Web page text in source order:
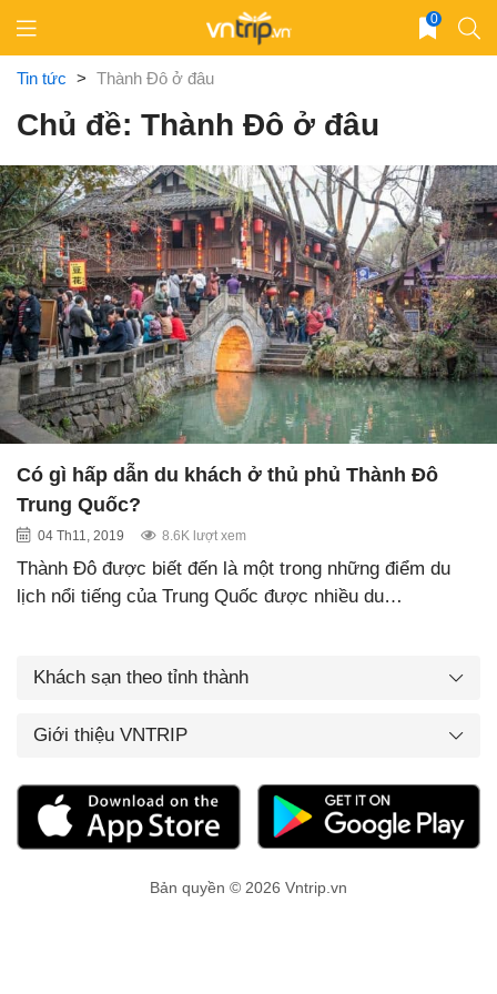
content
0
Tin tức > Thành Đô ở đâu
Chủ đề: Thành Đô ở đâu
Có gì hấp dẫn du khách ở thủ phủ Thành Đô
Trung Quốc?
04 Th11, 2019 8.6K lượt xem
Thành Đô được biết đến là một trong những điểm du
lịch nổi tiếng của Trung Quốc được nhiều du…
Khách sạn theo tỉnh thành
Giới thiệu VNTRIP
Bản quyền © 2026 Vntrip.vn